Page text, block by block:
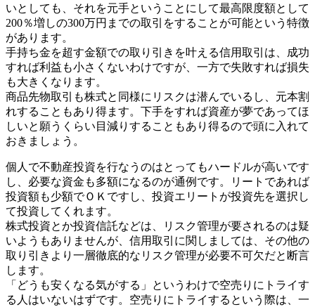
いとしても、それを元手ということにして最高限度額として
200％増しの300万円までの取引をすることが可能という特徴
があります。
手持ち金を超す金額での取り引きを叶える信用取引は、成功
すれば利益も小さくないわけですが、一方で失敗すれば損失
も大きくなります。
商品先物取引も株式と同様にリスクは潜んでいるし、元本割
れすることもあり得ます。下手をすれば資産が夢であってほ
しいと願うくらい目減りすることもあり得るので頭に入れて
おきましょう。
個人で不動産投資を行なうのはとってもハードルが高いです
し、必要な資金も多額になるのが通例です。リートであれば
投資額も少額でＯＫですし、投資エリートが投資先を選択し
て投資してくれます。
株式投資とか投資信託などは、リスク管理が要されるのは疑
いようもありませんが、信用取引に関しましては、その他の
取り引きより一層徹底的なリスク管理が必要不可欠だと断言
します。
「どうも安くなる気がする」というわけで空売りにトライす
る人はいないはずです。空売りにトライするという際は、一